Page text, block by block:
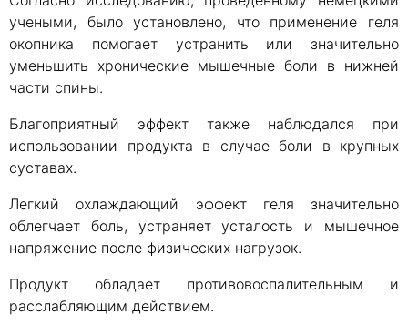
учеными, было установлено, что применение геля
окопника помогает устранить или значительно
уменьшить хронические мышечные боли в нижней
части спины.
Благоприятный эффект также наблюдался при
использовании продукта в случае боли в крупных
суставах.
Легкий охлаждающий эффект геля значительно
облегчает боль, устраняет усталость и мышечное
напряжение после физических нагрузок.
Продукт обладает противовоспалительным и
расслабляющим действием.